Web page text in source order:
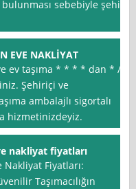
sebebiyle şehir
EVE NAKLİYAT
ev taşıma * * * * dan * /
Şehiriçi ve
ambalajlı sigortalı
hizmetinizdeyiz.
nakliyat fiyatları
Nakliyat Fiyatları:
Taşımacılığın